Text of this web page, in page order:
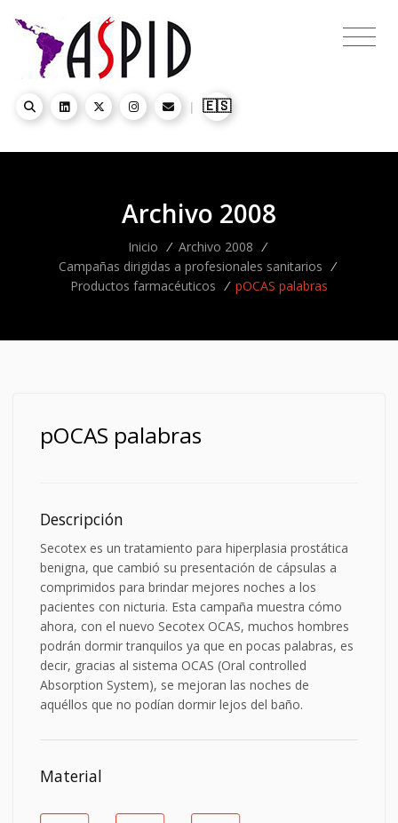
| 🇪🇸
Archivo 2008
Inicio / Archivo 2008 /
Campañas dirigidas a profesionales sanitarios /
Productos farmacéuticos / pOCAS palabras
pOCAS palabras
Descripción
Secotex es un tratamiento para hiperplasia prostática
benigna, que cambió su presentación de cápsulas a
comprimidos para brindar mejores noches a los
pacientes con nicturia. Esta campaña muestra cómo
ahora, con el nuevo Secotex OCAS, muchos hombres
podrán dormir tranquilos ya que en pocas palabras, es
decir, gracias al sistema OCAS (Oral controlled
Absorption System), se mejoran las noches de
aquéllos que no podían dormir lejos del baño.
Material